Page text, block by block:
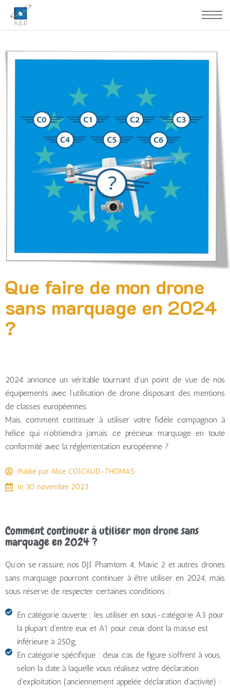
Que faire de mon drone
sans marquage en 2024
?
2024 annonce un véritable tournant d’un point de vue de nos
équipements avec l’utilisation de drone disposant des mentions
de classes européennes.
Mais, comment continuer à utiliser votre fidèle compagnon à
hélice qui n’obtiendra jamais ce précieux marquage en toute
conformité avec la réglementation européenne ?
Publié par Alice COICAUD-THOMAS
le 30 novembre 2023
Comment continuer à utiliser mon drone sans
marquage en 2024 ?
Qu’on se rassure, nos DJI Phamtom 4, Mavic 2 et autres drones
sans marquage pourront continuer à être utiliser en 2024, mais
sous réserve de respecter certaines conditions :
En catégorie ouverte : les utiliser en sous-catégorie A3 pour
la plupart d'entre eux et A1 pour ceux dont la masse est
inférieure à 250g,
En catégorie spécifique : deux cas de figure s'offrent à vous,
selon la date à laquelle vous réalisez votre déclaration
d'exploitation (anciennement appelée déclaration d'activité) :